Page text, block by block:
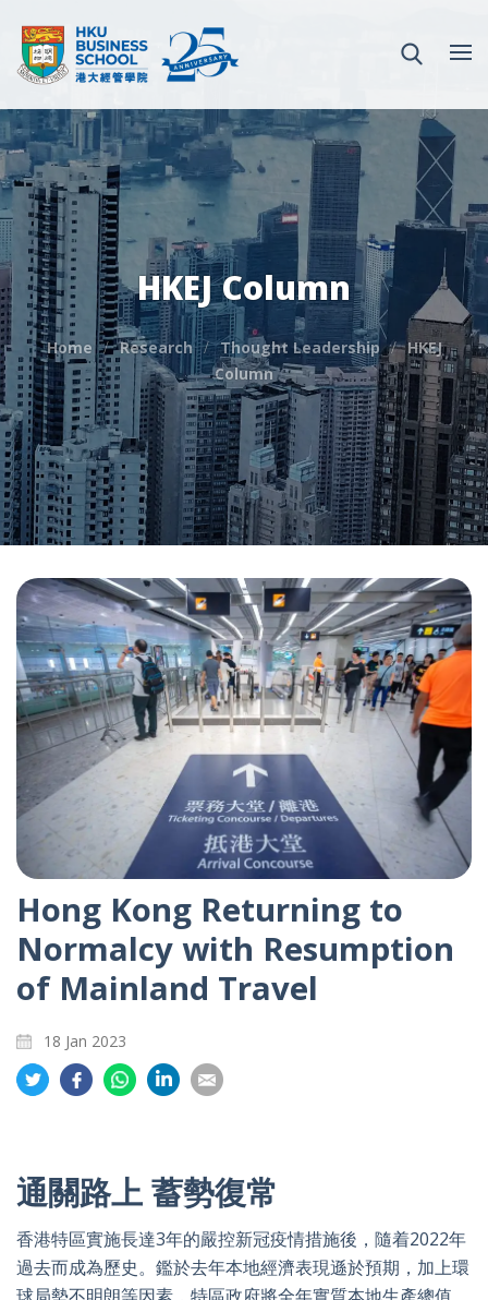
HKEJ Column
Home Research Thought Leadership
HKEJ
Column
Hong Kong Returning to
Normalcy with Resumption
of Mainland Travel
18 Jan 2023
Share
on
Share
on
Share
on
on
on
通關路上 蓄勢復常
香港特區實施長達3年的嚴控新冠疫情措施後，隨着2022年
過去而成為歷史。鑑於去年本地經濟表現遜於預期，加上環